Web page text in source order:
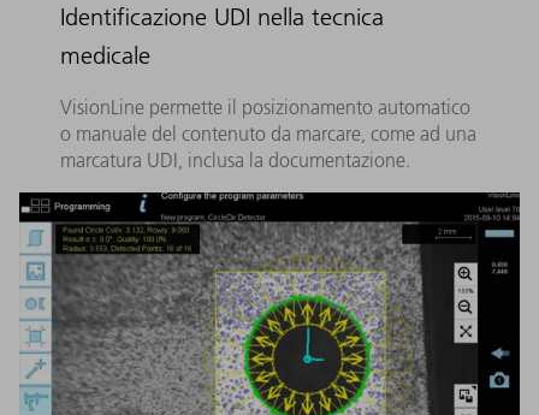
Identificazione UDI nella tecnica
medicale
VisionLine permette il posizionamento automatico
o manuale del contenuto da marcare, come ad una
marcatura UDI, inclusa la documentazione.